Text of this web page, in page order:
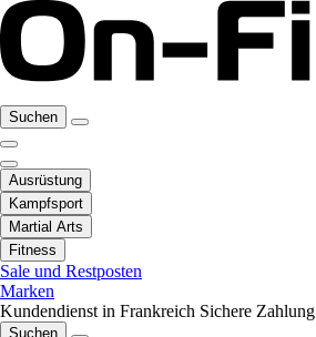
Suchen
Ausrüstung
Kampfsport
Martial Arts
Fitness
Sale und Restposten
Marken
Kundendienst in Frankreich Sichere Zahlung
Suchen